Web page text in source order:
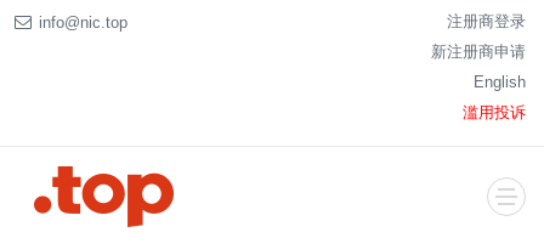
info@nic.top
注册商登录
新注册商申请
English
滥用投诉